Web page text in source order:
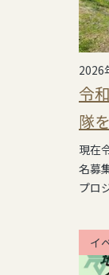
2026
令
隊
現在
名募
プロ
イ